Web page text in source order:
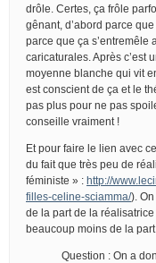
drôle. Certes, ça frôle
gênant, d’abord parce
parce que ça s’entremêle
caricaturales. Après c’est
moyenne blanche qui vit
est conscient de ça et le
pas plus pour ne pas
conseille vraiment !
Et pour faire le lien avec
du fait que très peu de
féministe » : http://
filles-celine-sciamma/).
de la part de la
beaucoup moins de la
Question : On a